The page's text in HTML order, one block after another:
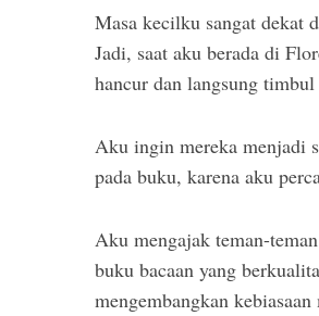
Masa kecilku sangat dekat
Jadi, saat aku berada di
hancur dan langsung
Aku ingin mereka menjadi
pada buku, karena aku
Aku mengajak teman-
buku bacaan yang
mengembangkan